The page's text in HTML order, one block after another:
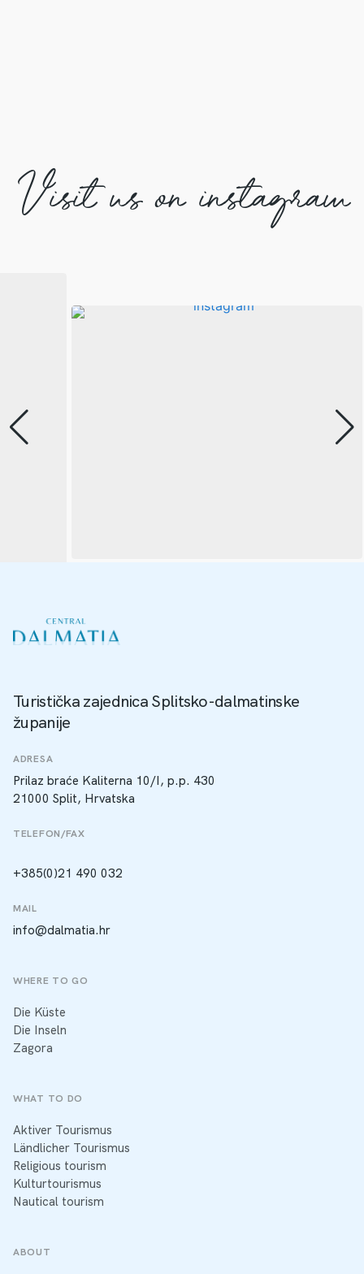
Visit us on instagram
Turistička zajednica Splitsko-dalmatinske
županije
ADRESA
Prilaz braće Kaliterna 10/I, p.p. 430
21000 Split, Hrvatska
TELEFON/FAX
+385(0)21 490 032
MAIL
info@dalmatia.hr
WHERE TO GO
Die Küste
Die Inseln
Zagora
WHAT TO DO
Aktiver Tourismus
Ländlicher Tourismus
Religious tourism
Kulturtourismus
Nautical tourism
ABOUT